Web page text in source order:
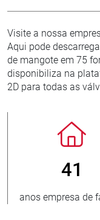
Visite a nossa
Aqui pode
de mangote em 75
disponibiliza na
2D para todas as
em todo o mundo